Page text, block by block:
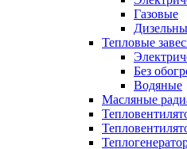
Газовые
Тепловые
Без
Водяные
Масляные